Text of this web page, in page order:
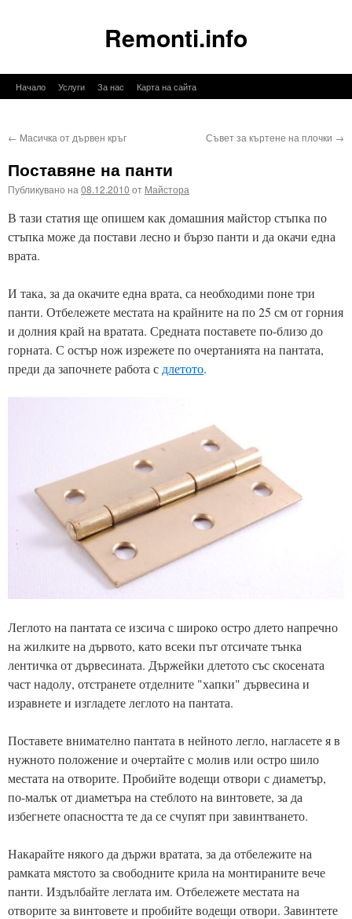
Remonti.info
КъмНачало Услуги За нас Карта на сайта
← Масичка от дървен кръг Съвет за къртене на плочки →
Поставяне на панти
Публикувано на 08.12.2010 от Майстора
В тази статия ще опишем как домашния майстор стъпка по
стъпка може да постави лесно и бързо панти и да окачи една
врата.
И така, за да окачите една врата, са необходими поне три
панти. Отбележете местата на крайните на по 25 см от горния
и долния край на вратата. Средната поставете по-близо до
горната. С остър нож изрежете по очертанията на пантата,
преди да започнете работа с длетото.
Леглото на пантата се изсича с широко остро длето напречно
на жилките на дървото, като всеки път отсичате тънка
лентичка от дървесината. Държейки длетото със скосената
част надолу, отстранете отделните "хапки" дървесина и
изравнете и изгладете леглото на пантата.
Поставете внимателно пантата в нейното легло, нагласете я в
нужното положение и очертайте с молив или остро шило
местата на отворите. Пробийте водещи отвори с диаметър,
по-малък от диаметъра на стеблото на винтовете, за да
избегнете опасността те да се счупят при завинтването.
Накарайте някого да държи вратата, за да отбележите на
рамката мястото за свободните крила на монтираните вече
панти. Издълбайте леглата им. Отбележете местата на
отворите за винтовете и пробийте водещи отвори. Завинтете